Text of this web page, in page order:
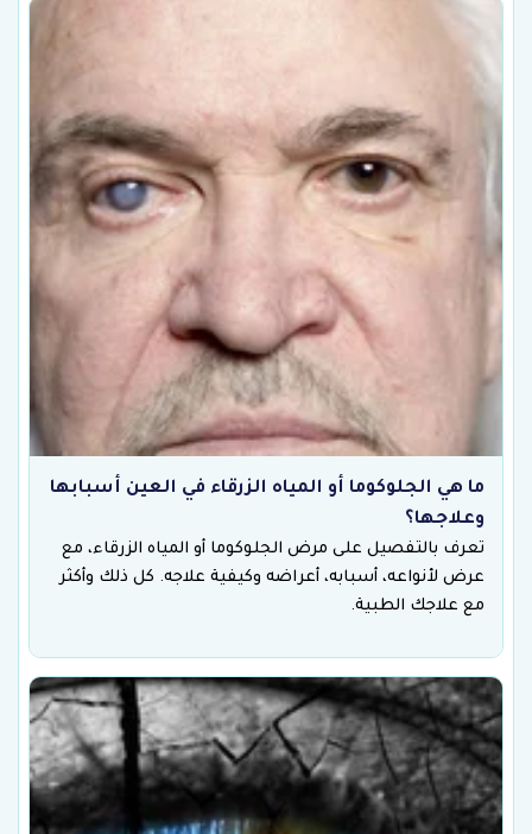
ما هي الجلوكوما أو المياه الزرقاء في العين أسبابها
وعلاجها؟
تعرف بالتفصيل على مرض الجلوكوما أو المياه الزرقاء، مع
عرض لأنواعه، أسبابه، أعراضه وكيفية علاجه. كل ذلك وأكثر
مع علاجك الطبية.